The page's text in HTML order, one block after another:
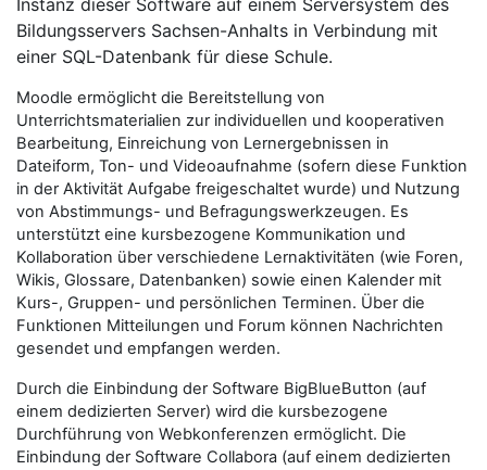
Instanz dieser Software auf einem Serversystem des
Bildungsservers Sachsen-Anhalts in Verbindung mit
einer SQL-Datenbank für diese Schule.
Moodle ermöglicht die Bereitstellung von
Unterrichtsmaterialien zur individuellen und kooperativen
Bearbeitung, Einreichung von Lernergebnissen in
Dateiform, Ton- und Videoaufnahme (sofern diese Funktion
in der Aktivität Aufgabe freigeschaltet wurde) und Nutzung
von Abstimmungs- und Befragungswerkzeugen. Es
unterstützt eine kursbezogene Kommunikation und
Kollaboration über verschiedene Lernaktivitäten (wie Foren,
Wikis, Glossare, Datenbanken) sowie einen Kalender mit
Kurs-, Gruppen- und persönlichen Terminen. Über die
Funktionen Mitteilungen und Forum können Nachrichten
gesendet und empfangen werden.
Durch die Einbindung der Software BigBlueButton (auf
einem dedizierten Server) wird die kursbezogene
Durchführung von Webkonferenzen ermöglicht. Die
Einbindung der Software Collabora (auf einem dedizierten